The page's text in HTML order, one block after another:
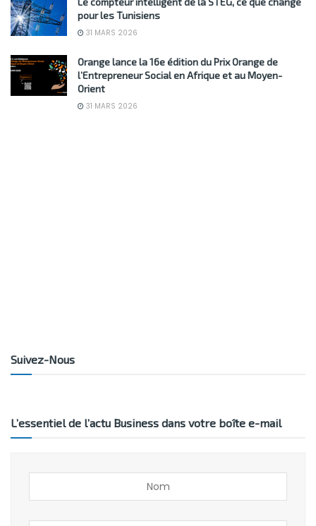
pour les Tunisiens
31 MARS 2026
Orange lance la 16e édition du Prix Orange de
l’Entrepreneur Social en Afrique et au Moyen-
Orient
31 MARS 2026
Suivez-Nous
L’essentiel de l’actu Business dans votre boîte e-mail